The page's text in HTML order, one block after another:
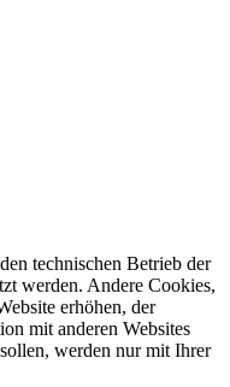
technischen Betrieb der
werden. Andere Cookies,
erhöhen, der
mit anderen Websites
werden nur mit Ihrer